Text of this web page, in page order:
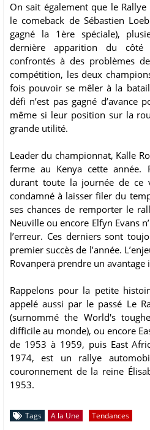
On sait également que le
le comeback de Sébastien
gagné la 1ère spéciale),
dernière apparition du
confrontés à des problèmes
compétition, les deux
fois pouvoir se mêler à la
défi n’est pas gagné d’avance
même si leur position sur la
grande utilité.
Leader du championnat, Kalle
ferme au Kenya cette année.
durant toute la journée de ce
condamné à laisser filer du
ses chances de remporter le
Neuville ou encore Elfyn Evans
l’erreur. Ces derniers sont
premier succès de l’année.
Rovanperä prendre un
Rappelons pour la petite
appelé aussi par le passé Le
(surnommé the World's
difficile au monde), ou encore
de 1953 à 1959, puis East
1974, est un rallye
couronnement de la reine
1953.
Tags A la Une Tendances